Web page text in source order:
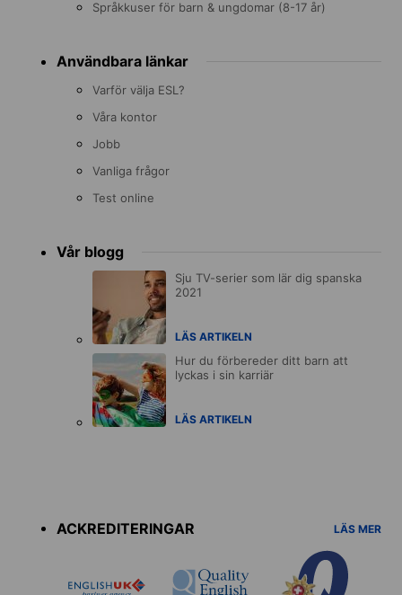
Språkkuser för barn & ungdomar (8-17 år)
Användbara länkar
Varför välja ESL?
Våra kontor
Jobb
Vanliga frågor
Test online
Vår blogg
Sju TV-serier som lär dig spanska
2021
LÄS ARTIKELN
Hur du förbereder ditt barn att
lyckas i sin karriär
LÄS ARTIKELN
ACKREDITERINGAR
LÄS MER